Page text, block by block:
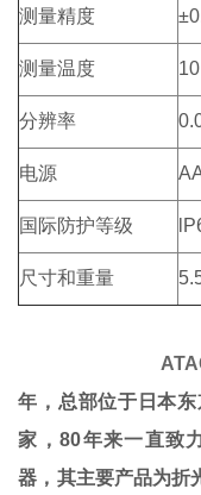
测量精度 ±
测量温度
分辨率
电源
国际防护等级
尺寸和重量
年，总部位于日本
家，80年来一直致
器，其主要产品为折